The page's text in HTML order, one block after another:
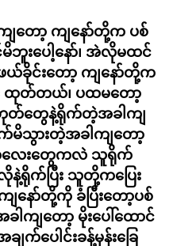
ျတော့ ကျနော်တို့က ပစ်
းပေါ့နော်၊ အဲလိုမထင်
ခိုင်းတော့ ကျနော်တို့က
ထုတ်တယ်၊ ပထမတော့
တ်တွေနဲ့ရိုက်တဲ့အခါကျ
မိသွားတဲ့အခါကျတော့
လေးတွေကလဲ သူရိုက်
က်ပြီး သူတို့ကပြေး
ကျနော်တို့ကို ခံပြီးတော့ပစ်
ါကျတော့ မိုးပေါ်ထောင်
က်ပေါင်းခန့်မှန်းခြေ